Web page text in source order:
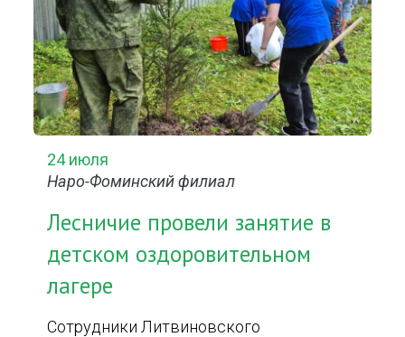
24 июля
Наро-Фоминский филиал
Лесничие провели занятие в
детском оздоровительном
лагере
Сотрудники Литвиновского